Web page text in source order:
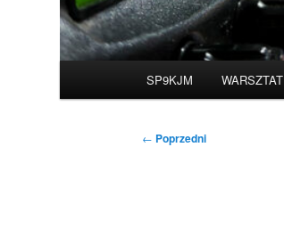
SP9KJM WARSZTAT
Nawigacja
← Poprzedni